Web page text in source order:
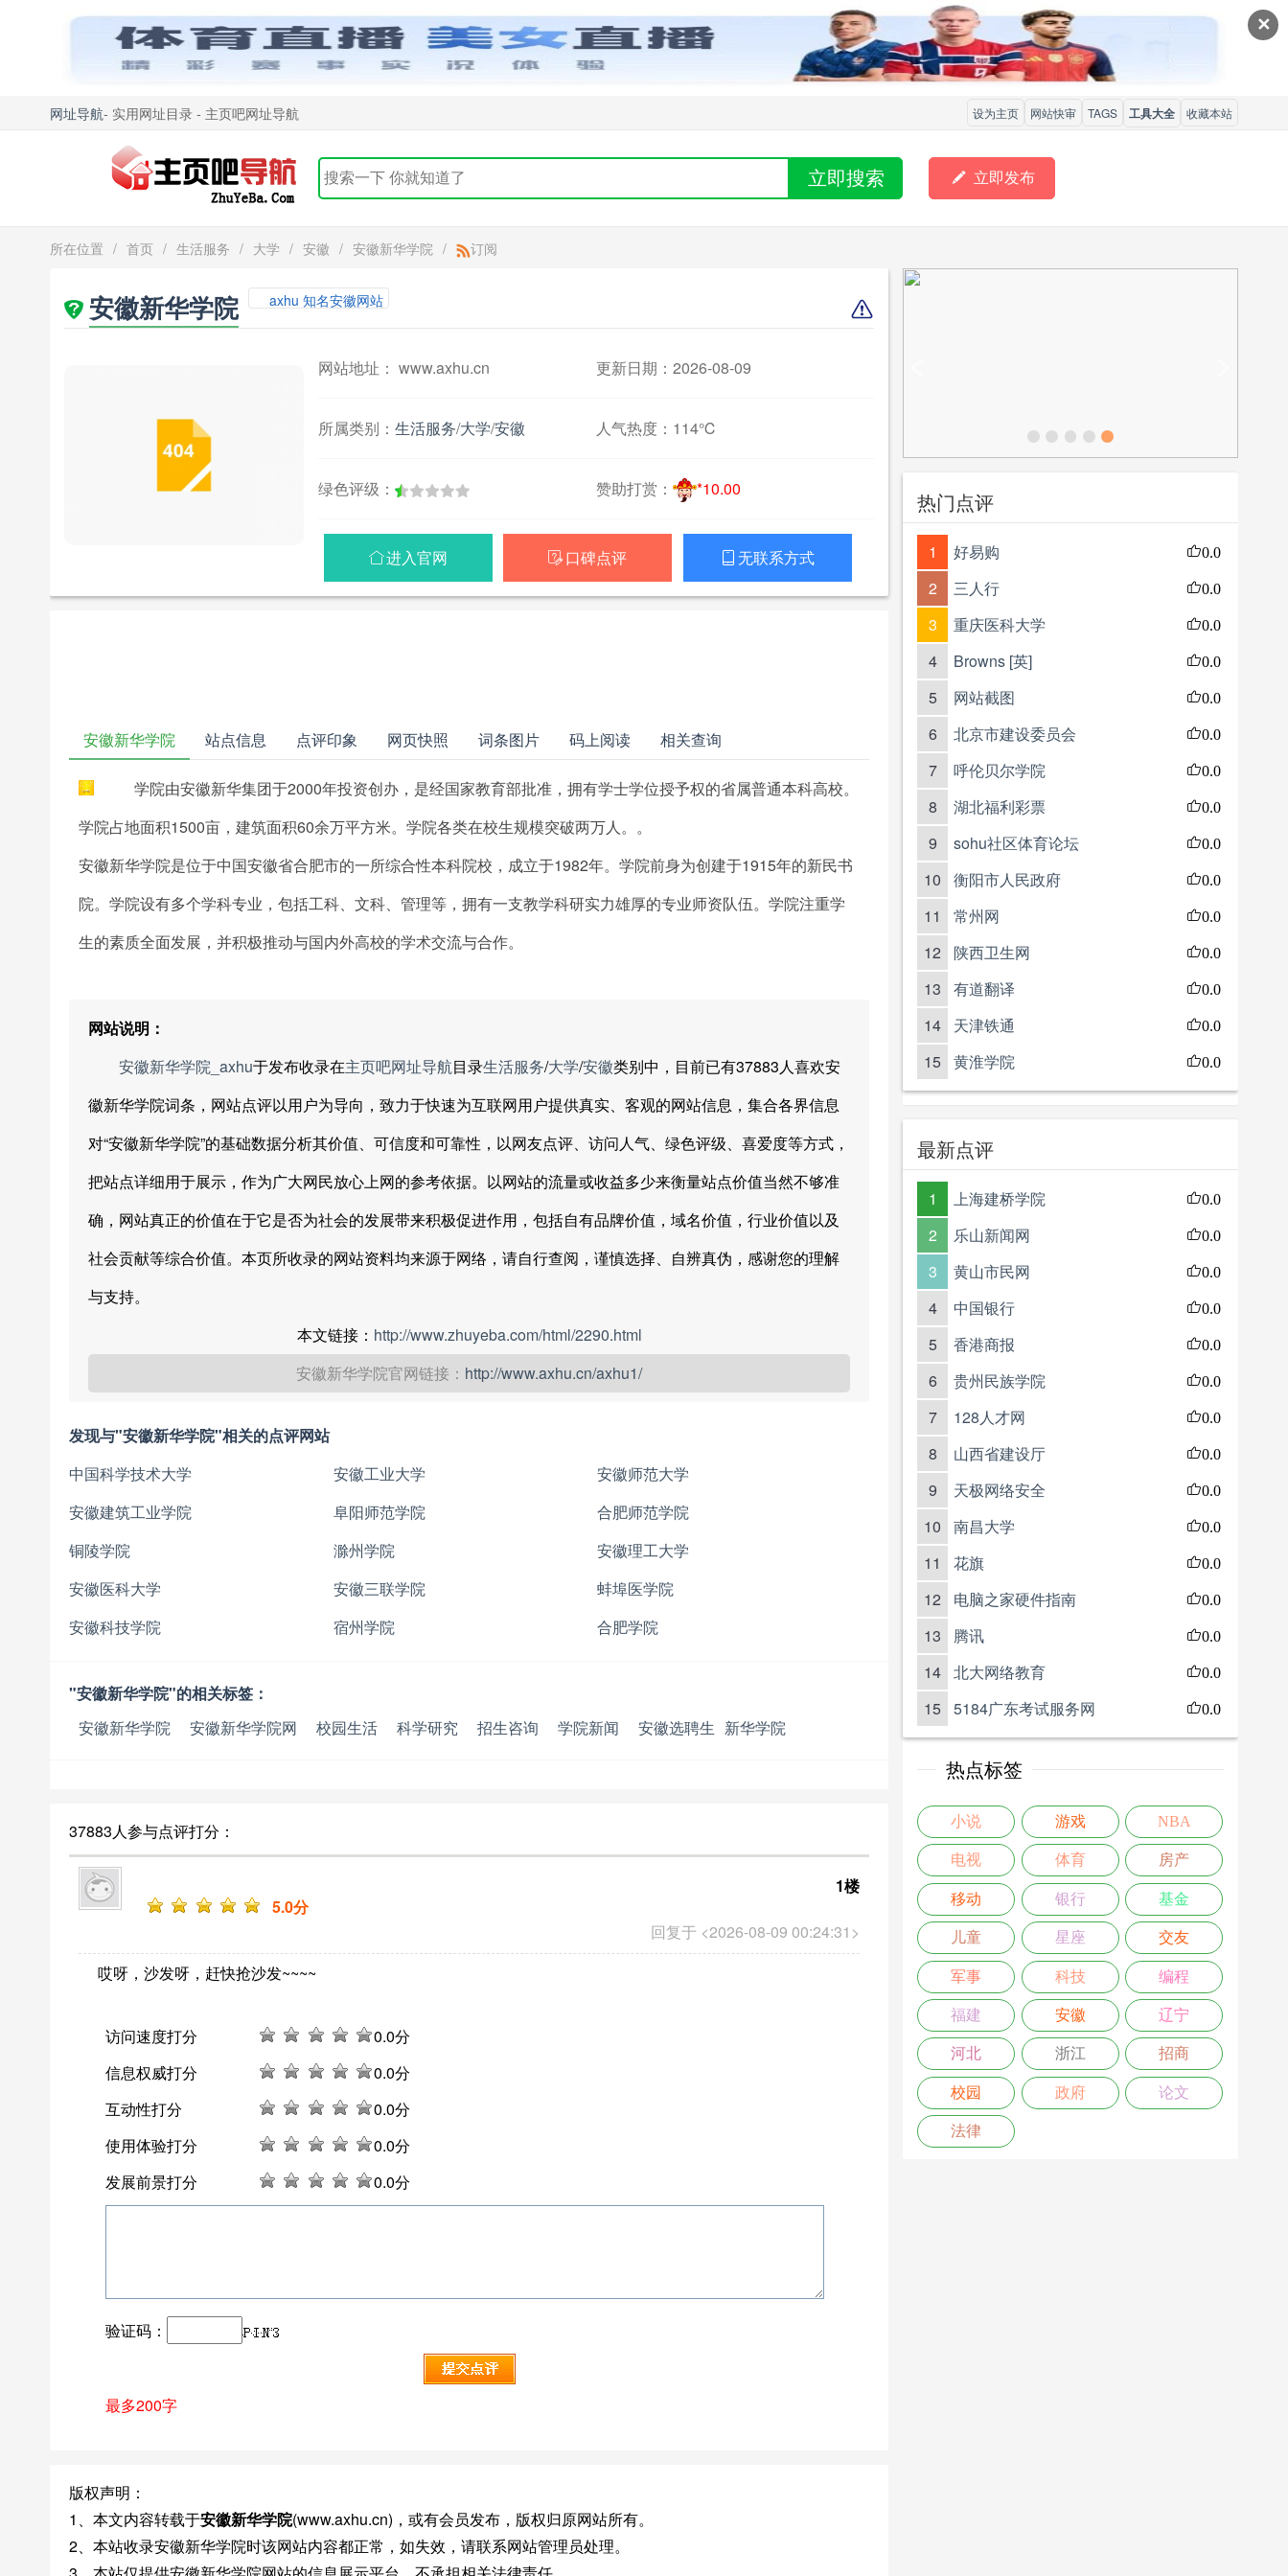
✕
网址导航- 实用网址目录 - 主页吧网址导航 设为主页 网站快审 TAGS 工具大全 收藏本站
立即搜索  立即发布
所在位置 / 首页 / 生活服务 / 大学 / 安徽 / 安徽新华学院 / 订阅
安徽新华学院 axhu 知名安徽网站
网站地址： www.axhu.cn 更新日期：2026-08-09
所属类别： 生活服务/大学/安徽 人气热度： 114℃
绿色评级： 赞助打赏： *10.00
进入官网  口碑点评  无联系方式
安徽新华学院 站点信息 点评印象 网页快照 词条图片 码上阅读 相关查询
学院由安徽新华集团于2000年投资创办，是经国家教育部批准，拥有学士学位授予权的省属普通本科高校。
学院占地面积1500亩，建筑面积60余万平方米。学院各类在校生规模突破两万人。。
安徽新华学院是位于中国安徽省合肥市的一所综合性本科院校，成立于1982年。学院前身为创建于1915年的新民书
院。学院设有多个学科专业，包括工科、文科、管理等，拥有一支教学科研实力雄厚的专业师资队伍。学院注重学
生的素质全面发展，并积极推动与国内外高校的学术交流与合作。
网站说明：
安徽新华学院_axhu于发布收录在主页吧网址导航目录生活服务/大学/安徽类别中，目前已有37883人喜欢安
徽新华学院词条，网站点评以用户为导向，致力于快速为互联网用户提供真实、客观的网站信息，集合各界信息
对“安徽新华学院”的基础数据分析其价值、可信度和可靠性，以网友点评、访问人气、绿色评级、喜爱度等方式，
把站点详细用于展示，作为广大网民放心上网的参考依据。以网站的流量或收益多少来衡量站点价值当然不够准
确，网站真正的价值在于它是否为社会的发展带来积极促进作用，包括自有品牌价值，域名价值，行业价值以及
社会贡献等综合价值。本页所收录的网站资料均来源于网络，请自行查阅，谨慎选择、自辨真伪，感谢您的理解
与支持。
本文链接： http://www.zhuyeba.com/html/2290.html
安徽新华学院官网链接： http://www.axhu.cn/axhu1/
发现与"安徽新华学院"相关的点评网站
中国科学技术大学
安徽工业大学
安徽师范大学
安徽建筑工业学院
阜阳师范学院
合肥师范学院
铜陵学院
滁州学院
安徽理工大学
安徽医科大学
安徽三联学院
蚌埠医学院
安徽科技学院
宿州学院 合肥学院
"安徽新华学院"的相关标签：
安徽新华学院
安徽新华学院网 新华学院
校园生活 科学研究 招生咨询 学院新闻 安徽选聘生
37883人参与点评打分：
回复于 <2026-08-09 00:24:31>
1楼
5.0分
哎呀，沙发呀，赶快抢沙发~~~~
访问速度打分 0.0分
信息权威打分
0.0分
互动性打分
0.0分
使用体验打分
0.0分
发展前景打分
0.0分
验证码：
最多200字
版权声明：
1、本文内容转载于安徽新华学院(www.axhu.cn)，或有会员发布，版权归原网站所有。
2、本站收录安徽新华学院时该网站内容都正常，如失效，请联系网站管理员处理。
热门点评
1 好易购 0.0
2 三人行 0.0
3 重庆医科大学 0.0
4 Browns [英] 0.0
5 网站截图 0.0
6 北京市建设委员会 0.0
7 呼伦贝尔学院 0.0
8 湖北福利彩票 0.0
9 sohu社区体育论坛 0.0
10 衡阳市人民政府 0.0
11 常州网 0.0
12 陕西卫生网 0.0
13 有道翻译 0.0
14 天津铁通 0.0
15 黄淮学院 0.0
最新点评
1 上海建桥学院 0.0
2 乐山新闻网 0.0
3 黄山市民网 0.0
4 中国银行 0.0
5 香港商报 0.0
6 贵州民族学院 0.0
7 128人才网 0.0
8 山西省建设厅 0.0
9 天极网络安全 0.0
10 南昌大学 0.0
11 花旗 0.0
12 电脑之家硬件指南 0.0
13 腾讯 0.0
14 北大网络教育 0.0
15 5184广东考试服务网 0.0
热点标签
小说 游戏 NBA
电视 体育 房产
移动 银行 基金
儿童 星座 交友
军事 科技 编程
福建 安徽 辽宁
河北 浙江 招商
校园 政府 论文
法律